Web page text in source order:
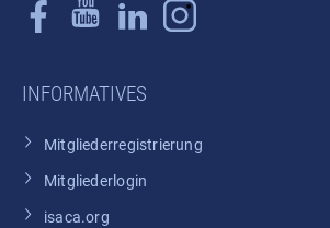
INFORMATIVES
Mitgliederregistrierung
Mitgliederlogin
isaca.org